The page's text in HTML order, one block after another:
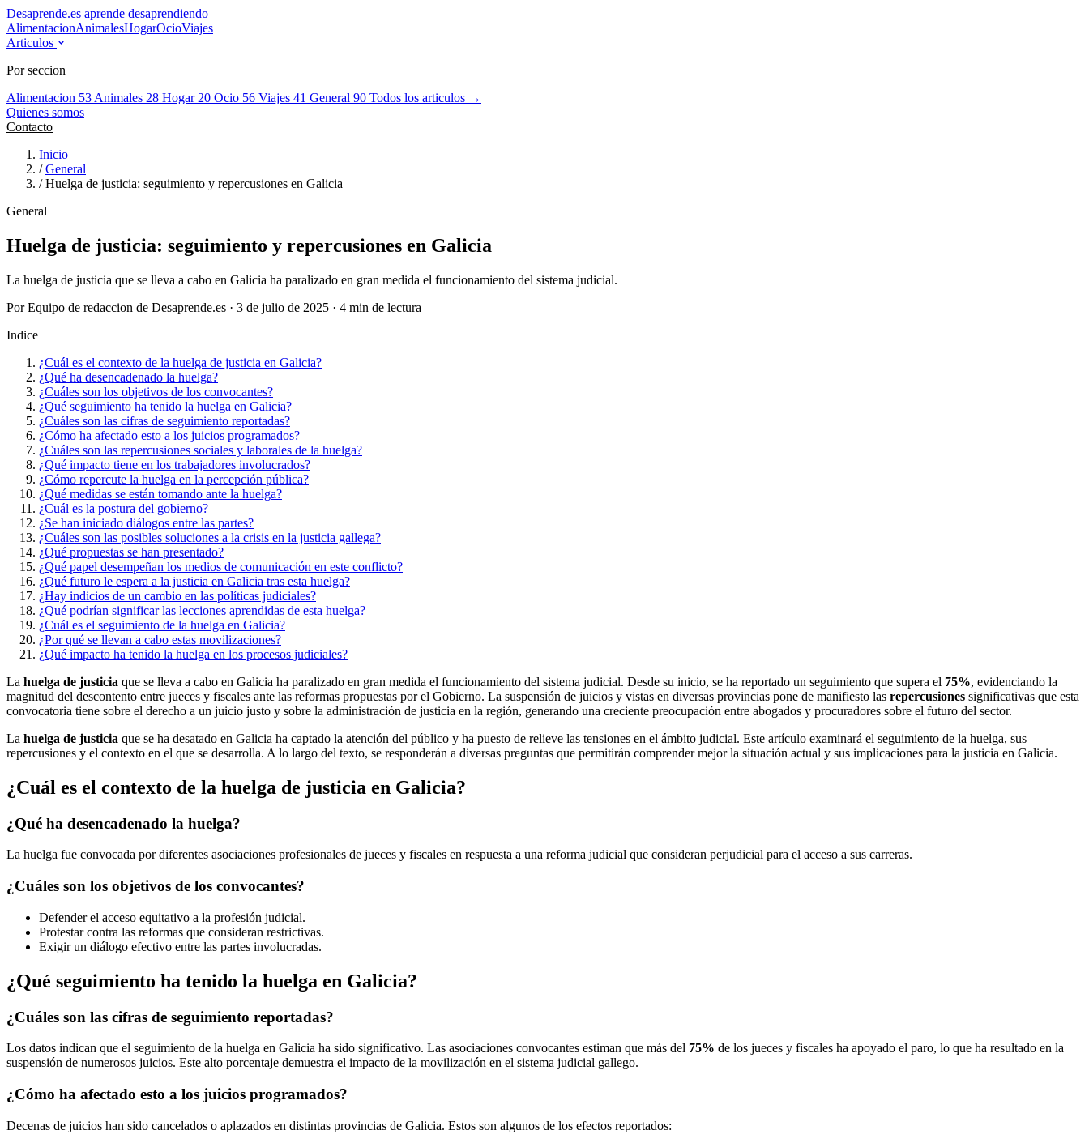
Desaprende.es aprende desaprendiendo
AlimentacionAnimalesHogarOcioViajes
Articulos
Por seccion
Alimentacion 53 Animales 28 Hogar 20 Ocio 56 Viajes 41 General 90 Todos los articulos →
Quienes somos
Contacto
Inicio
/ General
/ Huelga de justicia: seguimiento y repercusiones en Galicia
General
Huelga de justicia: seguimiento y repercusiones en Galicia
La huelga de justicia que se lleva a cabo en Galicia ha paralizado en gran medida el funcionamiento del sistema judicial.
Por Equipo de redaccion de Desaprende.es · 3 de julio de 2025 · 4 min de lectura
Indice
¿Cuál es el contexto de la huelga de justicia en Galicia?
¿Qué ha desencadenado la huelga?
¿Cuáles son los objetivos de los convocantes?
¿Qué seguimiento ha tenido la huelga en Galicia?
¿Cuáles son las cifras de seguimiento reportadas?
¿Cómo ha afectado esto a los juicios programados?
¿Cuáles son las repercusiones sociales y laborales de la huelga?
¿Qué impacto tiene en los trabajadores involucrados?
¿Cómo repercute la huelga en la percepción pública?
¿Qué medidas se están tomando ante la huelga?
¿Cuál es la postura del gobierno?
¿Se han iniciado diálogos entre las partes?
¿Cuáles son las posibles soluciones a la crisis en la justicia gallega?
¿Qué propuestas se han presentado?
¿Qué papel desempeñan los medios de comunicación en este conflicto?
¿Qué futuro le espera a la justicia en Galicia tras esta huelga?
¿Hay indicios de un cambio en las políticas judiciales?
¿Qué podrían significar las lecciones aprendidas de esta huelga?
¿Cuál es el seguimiento de la huelga en Galicia?
¿Por qué se llevan a cabo estas movilizaciones?
¿Qué impacto ha tenido la huelga en los procesos judiciales?
La huelga de justicia que se lleva a cabo en Galicia ha paralizado en gran medida el funcionamiento del sistema judicial. Desde su inicio, se ha reportado un seguimiento que supera el 75%, evidenciando la
magnitud del descontento entre jueces y fiscales ante las reformas propuestas por el Gobierno. La suspensión de juicios y vistas en diversas provincias pone de manifiesto las repercusiones significativas que esta
convocatoria tiene sobre el derecho a un juicio justo y sobre la administración de justicia en la región, generando una creciente preocupación entre abogados y procuradores sobre el futuro del sector.
La huelga de justicia que se ha desatado en Galicia ha captado la atención del público y ha puesto de relieve las tensiones en el ámbito judicial. Este artículo examinará el seguimiento de la huelga, sus
repercusiones y el contexto en el que se desarrolla. A lo largo del texto, se responderán a diversas preguntas que permitirán comprender mejor la situación actual y sus implicaciones para la justicia en Galicia.
¿Cuál es el contexto de la huelga de justicia en Galicia?
¿Qué ha desencadenado la huelga?
La huelga fue convocada por diferentes asociaciones profesionales de jueces y fiscales en respuesta a una reforma judicial que consideran perjudicial para el acceso a sus carreras.
¿Cuáles son los objetivos de los convocantes?
Defender el acceso equitativo a la profesión judicial.
Protestar contra las reformas que consideran restrictivas.
Exigir un diálogo efectivo entre las partes involucradas.
¿Qué seguimiento ha tenido la huelga en Galicia?
¿Cuáles son las cifras de seguimiento reportadas?
Los datos indican que el seguimiento de la huelga en Galicia ha sido significativo. Las asociaciones convocantes estiman que más del 75% de los jueces y fiscales ha apoyado el paro, lo que ha resultado en la
suspensión de numerosos juicios. Este alto porcentaje demuestra el impacto de la movilización en el sistema judicial gallego.
¿Cómo ha afectado esto a los juicios programados?
Decenas de juicios han sido cancelados o aplazados en distintas provincias de Galicia. Estos son algunos de los efectos reportados: